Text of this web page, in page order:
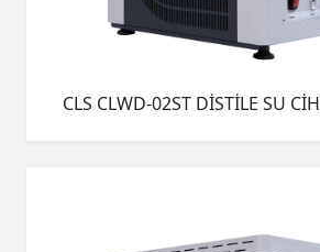
CLS CLWD-02ST DİSTİLE SU